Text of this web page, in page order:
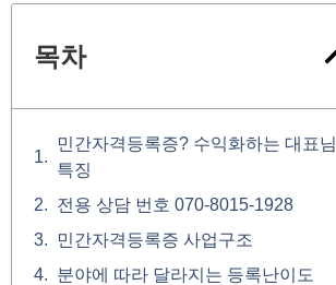
목차
민간자격등록증? 수익화하는 대표님
특징
전용 상담 번호 070-8015-1928
민간자격등록증 사업구조
분야에 따라 달라지는 등록난이도